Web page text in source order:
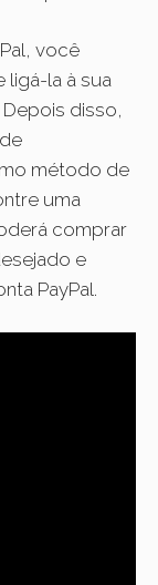
você
ligá-la à sua
disso,
método de
uma
comprar
e
PayPal.